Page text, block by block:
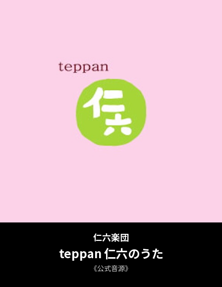
仁六楽団
teppan 仁六のうた
《公式音源》